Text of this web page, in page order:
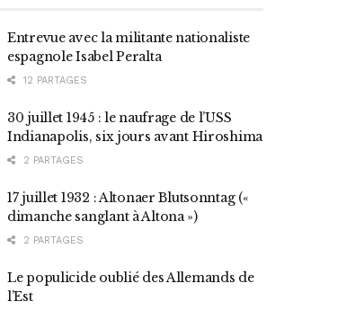
Entrevue avec la militante nationaliste
espagnole Isabel Peralta
12 PARTAGES
30 juillet 1945 : le naufrage de l’USS
Indianapolis, six jours avant Hiroshima
2 PARTAGES
17 juillet 1932 : Altonaer Blutsonntag («
dimanche sanglant à Altona »)
2 PARTAGES
Le populicide oublié des Allemands de
l’Est